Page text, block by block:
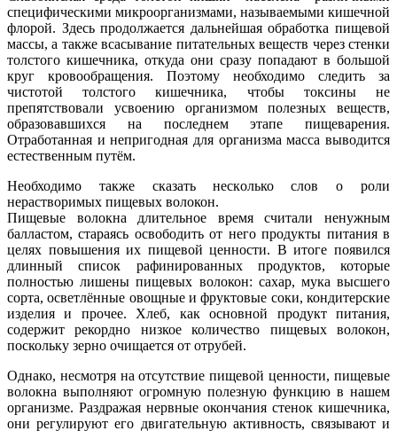
специфическими микроорганизмами, называемыми кишечной
флорой. Здесь продолжается дальнейшая обработка пищевой
массы, а также всасывание питательных веществ через стенки
толстого кишечника, откуда они сразу попадают в большой
круг кровообращения. Поэтому необходимо следить за
чистотой толстого кишечника, чтобы токсины не
препятствовали усвоению организмом полезных веществ,
образовавшихся на последнем этапе пищеварения.
Отработанная и непригодная для организма масса выводится
естественным путём.
Необходимо также сказать несколько слов о роли
нерастворимых пищевых волокон.
Пищевые волокна длительное время считали ненужным
балластом, стараясь освободить от него продукты питания в
целях повышения их пищевой ценности. В итоге появился
длинный список рафинированных продуктов, которые
полностью лишены пищевых волокон: сахар, мука высшего
сорта, осветлённые овощные и фруктовые соки, кондитерские
изделия и прочее. Хлеб, как основной продукт питания,
содержит рекордно низкое количество пищевых волокон,
поскольку зерно очищается от отрубей.
Однако, несмотря на отсутствие пищевой ценности, пищевые
волокна выполняют огромную полезную функцию в нашем
организме. Раздражая нервные окончания стенок кишечника,
они регулируют его двигательную активность, связывают и